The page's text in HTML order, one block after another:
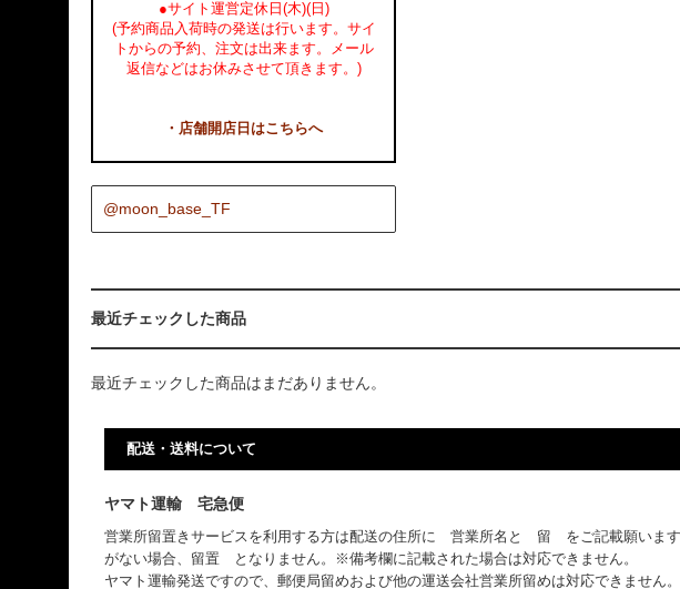
●サイト運営定休日(木)(日)
(予約商品入荷時の発送は行います。サイ
トからの予約、注文は出来ます。メール
返信などはお休みさせて頂きます。)
・店舗開店日はこちらへ
@moon_base_TF
最近チェックした商品
最近チェックした商品はまだありません。
配送・送料について
ヤマト運輸 宅急便
営業所留置きサービスを利用する方は配送の住所に 営業所名と 留 をご記載願いま
がない場合、留置 となりません。※備考欄に記載された場合は対応できません。
ヤマト運輸発送ですので、郵便局留めおよび他の運送会社営業所留めは対応できません。